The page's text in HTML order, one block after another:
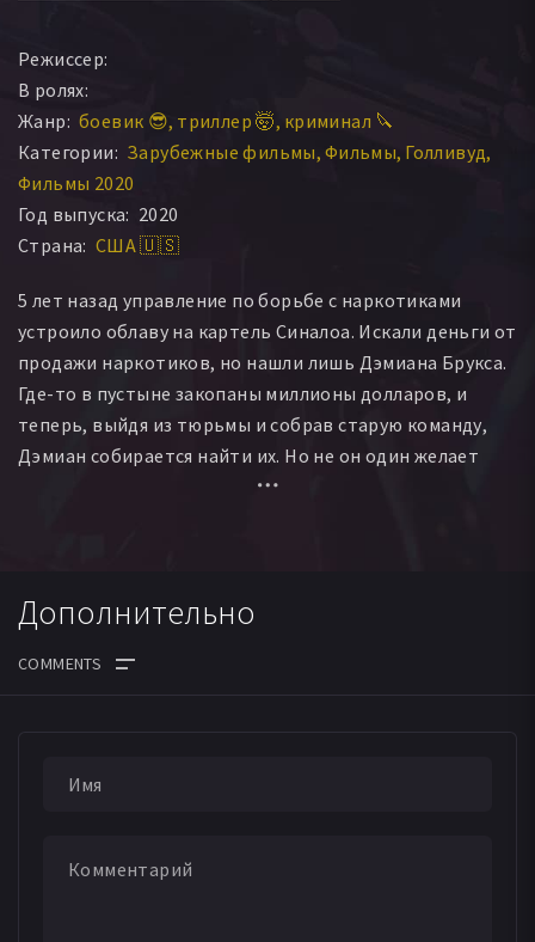
Режиссер:
В ролях:
Жанр: боевик 😎 триллер 🤯 криминал 🔪
Категории: Зарубежные фильмы Фильмы Голливуд
Фильмы 2020
Год выпуска: 2020
Страна: США 🇺🇸
5 лет назад управление по борьбе с наркотиками
устроило облаву на картель Синалоа. Искали деньги от
продажи наркотиков, но нашли лишь Дэмиана Брукса.
Где-то в пустыне закопаны миллионы долларов, и
теперь, выйдя из тюрьмы и собрав старую команду,
Дэмиан собирается найти их. Но не он один желает
сорвать куш. Гонка за деньгами началась. Правила
Дополнительно